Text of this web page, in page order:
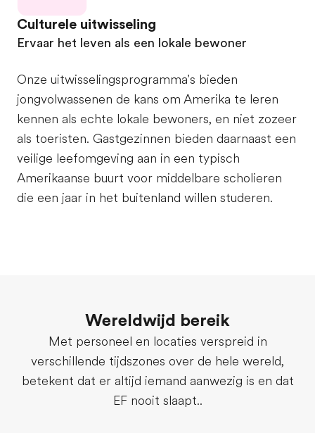
Culturele uitwisseling
Ervaar het leven als een lokale bewoner
Onze uitwisselingsprogramma's bieden
jongvolwassenen de kans om Amerika te leren
kennen als echte lokale bewoners, en niet zozeer
als toeristen. Gastgezinnen bieden daarnaast een
veilige leefomgeving aan in een typisch
Amerikaanse buurt voor middelbare scholieren
die een jaar in het buitenland willen studeren.
Wereldwijd bereik
Met personeel en locaties verspreid in
verschillende tijdszones over de hele wereld,
betekent dat er altijd iemand aanwezig is en dat
EF nooit slaapt..